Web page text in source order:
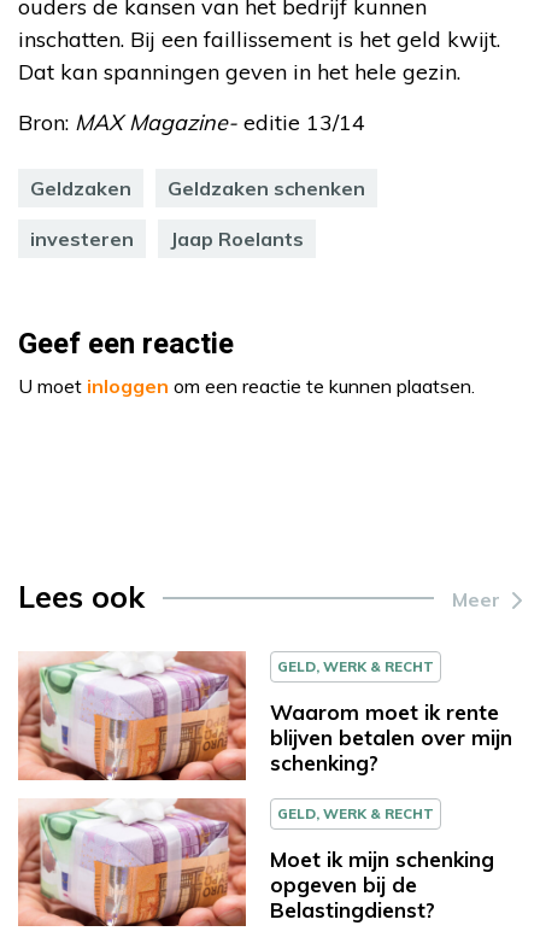
ouders de kansen van het bedrijf kunnen
inschatten. Bij een faillissement is het geld kwijt.
Dat kan spanningen geven in het hele gezin.
Bron: MAX Magazine- editie 13/14
Geldzaken Geldzaken schenken
investeren Jaap Roelants
Geef een reactie
U moet inloggen om een reactie te kunnen plaatsen.
Lees ook Meer
GELD, WERK & RECHT
Waarom moet ik rente
blijven betalen over mijn
schenking?
GELD, WERK & RECHT
Moet ik mijn schenking
opgeven bij de
Belastingdienst?